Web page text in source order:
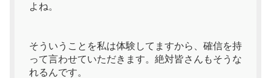
よね。
そういうことを私は体験してますから、確信を持
って言わせていただきます。絶対皆さんもそうな
れるんです。